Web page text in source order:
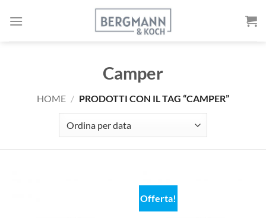
Camper
HOME / PRODOTTI CON IL TAG “CAMPER”
Offerta!